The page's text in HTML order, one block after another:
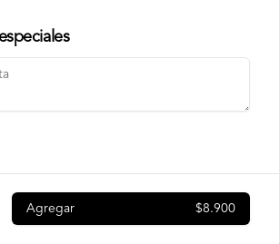
Philadelphia Roll
Rainbow Roll
Camarón, queso crema y pepino,
Agregar $8.900